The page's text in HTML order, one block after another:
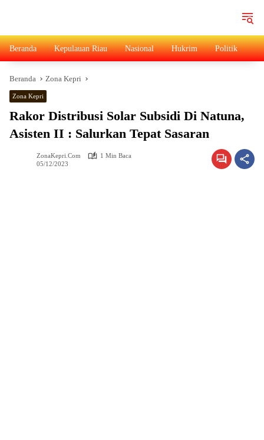
Beranda Kepulauan Riau Nasional Hukrim Politik
Beranda Zona Kepri
Zona Kepri
Rakor Distribusi Solar Subsidi Di Natuna,
Asisten II : Salurkan Tepat Sasaran
ZonaKepri.com
1 Min Baca
05/12/2023